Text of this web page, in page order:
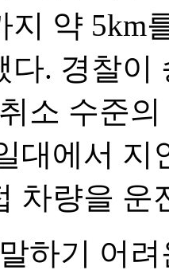
지 약 5km
다. 경찰이
소 수준
대에서 지
차량을 운
하기 어